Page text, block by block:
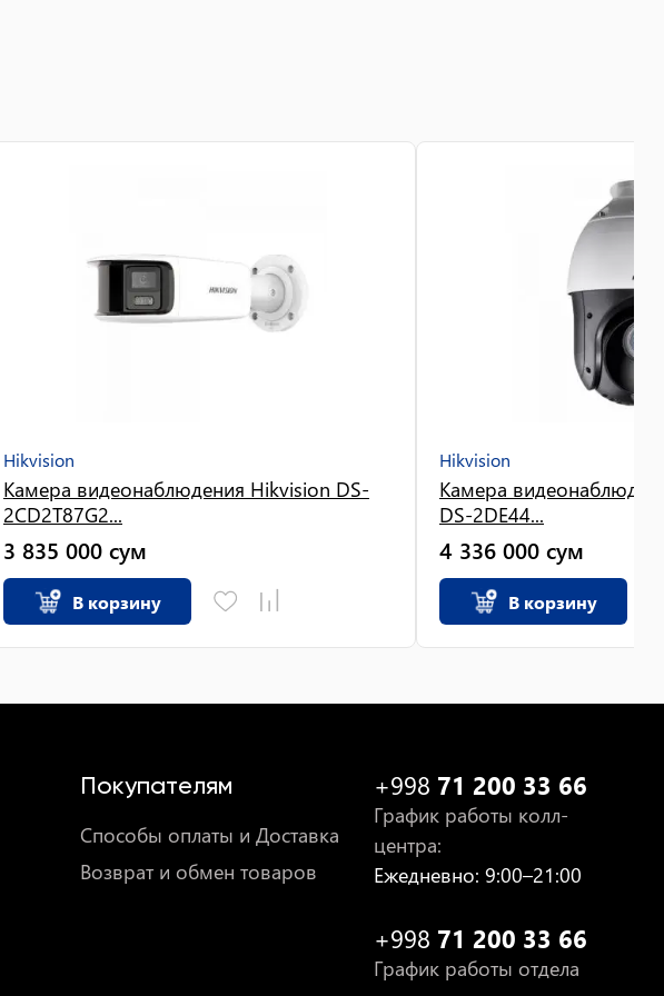
Hikvision
Камера видеонаблюдения Hikvision DS-
2CD2T87G2...
3 835 000 сум
В корзину
Hikvision
Камера
DS-2DE44...
4 336 000 сум
В корзину
Покупателям
Способы оплаты и Доставка
Возврат и обмен товаров
+998 71 200 33 66
График работы колл-
центра:
Ежедневно: 9:00–21:00
+998 71 200 33 66
График работы отдела